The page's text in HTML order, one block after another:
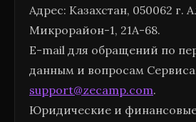
Адрес: Казахстан, 050062 г.
Микрорайон-1, 21А-68.
E-mail для обращений по
данным и вопросам
support@zecamp.com.
Юридические и